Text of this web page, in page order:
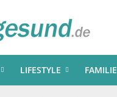
LIFESTYLE FAMILIE